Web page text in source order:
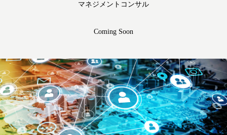
マネジメントコンサル
Coming Soon